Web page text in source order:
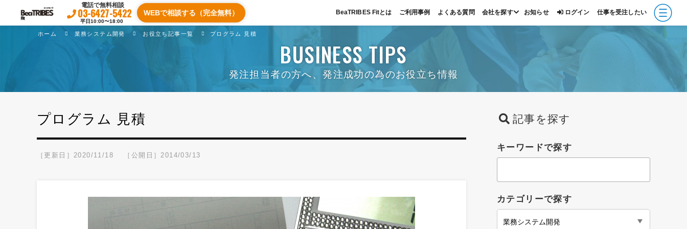
電話で無料相談
03-6427-5422
平日10:00〜18:00
WEBで相談する（完全無料） BeaTRIBES Fitとは ご利用事例 よくある質問 会社を探す お知らせ ログイン 仕事を受注したい
ホーム 業務システム開発 お役立ち記事一覧 プログラム 見積
BUSINESS TIPS
発注担当者の方へ、発注成功の為のお役立ち情報
プログラム 見積
［更新日］2020/11/18 ［公開日］2014/03/13
記事を探す
キーワードで探す
カテゴリーで探す